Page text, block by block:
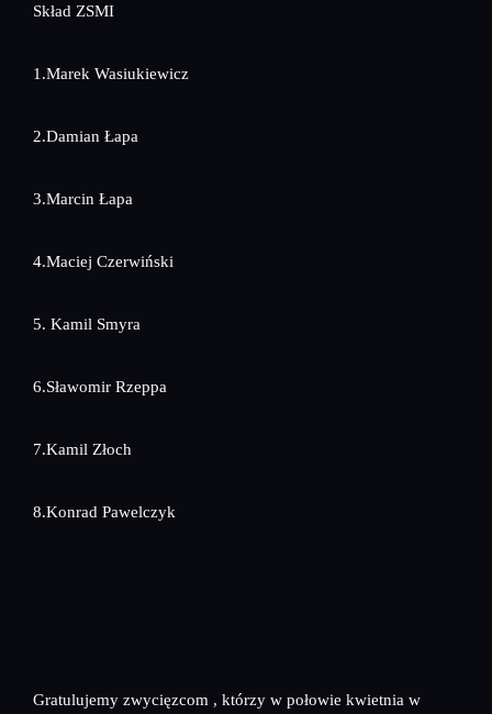
Skład ZSMI
1.Marek Wasiukiewicz
2.Damian Łapa
3.Marcin Łapa
4.Maciej Czerwiński
5. Kamil Smyra
6.Sławomir Rzeppa
7.Kamil Złoch
8.Konrad Pawelczyk
Gratulujemy zwycięzcom , którzy w połowie kwietnia w